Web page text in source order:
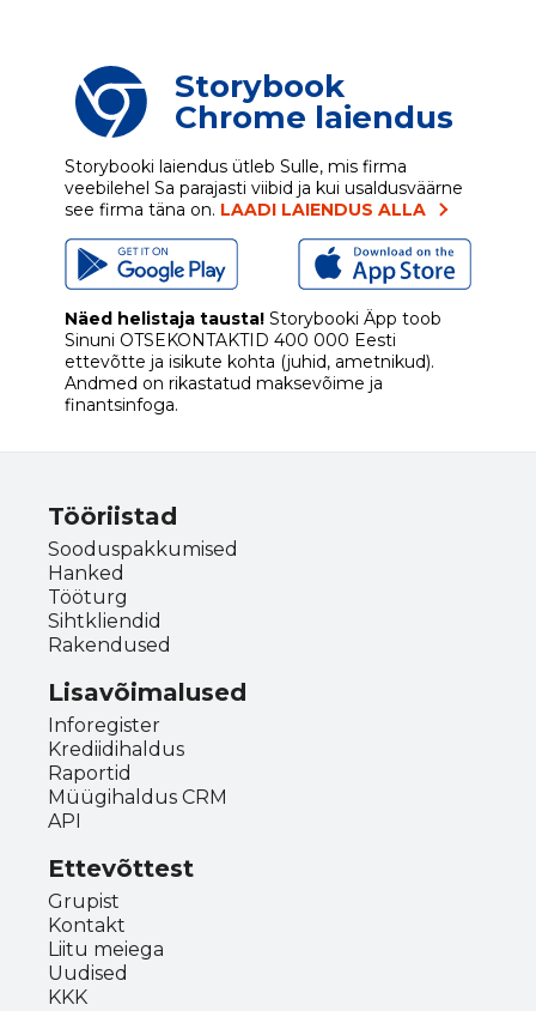
Storybook
Chrome laiendus
Storybooki laiendus ütleb Sulle, mis firma
veebilehel Sa parajasti viibid ja kui usaldusväärne
see firma täna on. LAADI LAIENDUS ALLA
Näed helistaja tausta! Storybooki Äpp toob
Sinuni OTSEKONTAKTID 400 000 Eesti
ettevõtte ja isikute kohta (juhid, ametnikud).
Andmed on rikastatud maksevõime ja
finantsinfoga.
Tööriistad
Sooduspakkumised
Hanked
Tööturg
Sihtkliendid
Rakendused
Lisavõimalused
Inforegister
Krediidihaldus
Raportid
Müügihaldus CRM
API
Ettevõttest
Grupist
Kontakt
Liitu meiega
Uudised
KKK